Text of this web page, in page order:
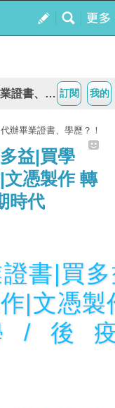
我的
訂閱
、學歷？！
辦畢業證書、學歷？！
益|買學
憑製作 轉
時代
書|買
|文憑製
/後